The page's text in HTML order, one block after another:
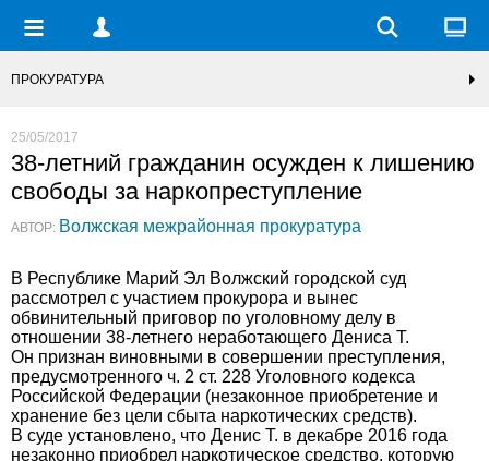
ПРОКУРАТУРА
25/05/2017
38-летний гражданин осужден к лишению
свободы за наркопреступление
АВТОР: Волжская межрайонная прокуратура
В Республике Марий Эл Волжский городской суд
рассмотрел с участием прокурора и вынес
обвинительный приговор по уголовному делу в
отношении 38-летнего неработающего Дениса Т.
Он признан виновными в совершении преступления,
предусмотренного ч. 2 ст. 228 Уголовного кодекса
Российской Федерации (незаконное приобретение и
хранение без цели сбыта наркотических средств).
В суде установлено, что Денис Т. в декабре 2016 года
незаконно приобрел наркотическое средство, которую